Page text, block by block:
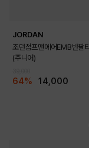
JORDAN
조던점프맨에어EMB반팔
(주니어)
64% 14,000